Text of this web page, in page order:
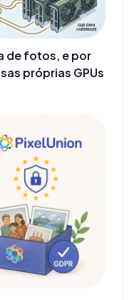
de fotos, e por
próprias GPUs